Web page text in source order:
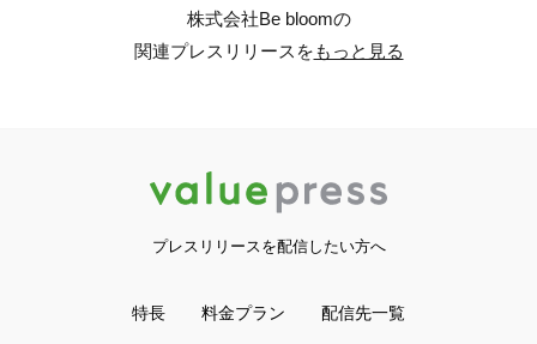
株式会社Be bloomの
関連プレスリリースをもっと見る
プレスリリースを配信したい方へ
特長 料金プラン 配信先一覧